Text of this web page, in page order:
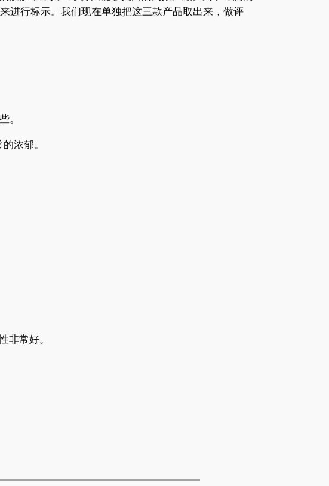
进行标示。我们现在单独把这三款产品取出来，做评
。
浓郁。
常好。